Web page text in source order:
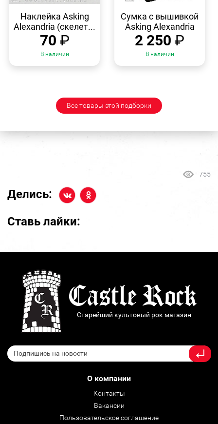
ПРОСМОТР
Наклейка Asking
Alexandria (скелет...
70 ₽
В наличии
ПРОСМОТР
Сумка с вышивкой
Asking Alexandria
2 250 ₽
В наличии
Все товары этой подборки
755
Делись:
Ставь лайки:
Старейший культовый рок магазин
О компании
Контакты
Вакансии
Пользовательское соглашение